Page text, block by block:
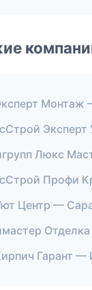
Монтаж
Люкс
Профи
Центр —
Гарант —